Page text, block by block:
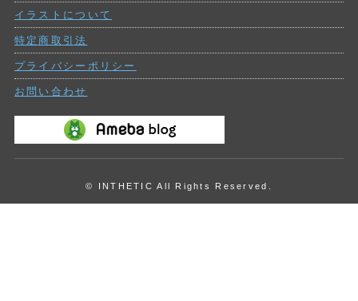
稿
イラストについて
特定商取引法
プライバシーポリシー
お問い合わせ
© INTHETIC All Rights Reserved.